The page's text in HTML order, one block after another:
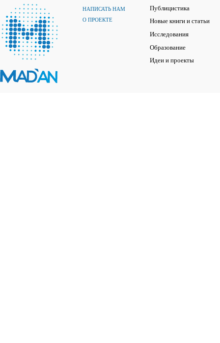
НАПИСАТЬ НАМ
О ПРОЕКТЕ
Публицистика
Новые книги и статьи
Исследования
Образование
Идеи и проекты